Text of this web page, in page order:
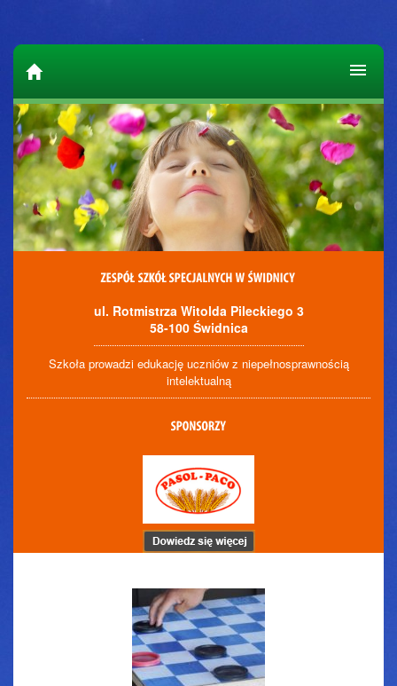
ul. Rotmistrza Witolda Pileckiego 3
58-100 Świdnica
Szkoła prowadzi edukację uczniów z niepełnosprawnością
intelektualną